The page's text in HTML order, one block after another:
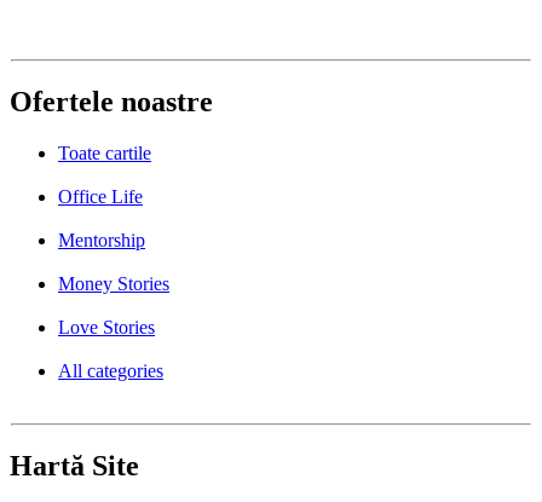
Ofertele noastre
Toate cartile
Office Life
Mentorship
Money Stories
Love Stories
All categories
Hartă Site